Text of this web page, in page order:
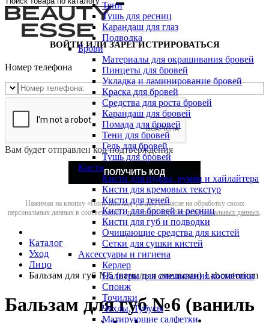
Тени
Тушь для ресниц
Карандаш для глаз
Подводка
Брови
Материалы для окрашивания бровей
Пинцеты для бровей
Укладка и ламинирование бровей
Краска для бровей
Средства для роста бровей
Карандаш для бровей
Помада для бровей
Тени для бровей
Гель для бровей
Тушь для бровей
Кисти
Кисти для пудры, румян и хайлайтера
Кисти для кремовых текстур
Кисти для теней
Кисти для бровей и ресниц
Кисти для губ и подводки
Очищающие средства для кистей
Сетки для сушки кистей
Аксессуары и гигиена
Керлер
Палитры для смешивания косметики
Спонж
Точилки
Чехлы, Тубусы
Матирующие салфетки
ВОЙТИ ИЛИ ЗАРЕГИСТРИРОВАТЬСЯ
Номер телефона
Вам будет отправлен код подтверждения
ПОЛУЧИТЬ КОД
Нажимая на кнопку «Получить код», я даю согласие на обработку своих
персональных данных в соответствии сполитикой обработки персональных данных.
Каталог
Уход
Лицо
Бальзам для губ №6 (ваниль и апельсин) Laboratorium
Бальзам для губ №6 (ваниль